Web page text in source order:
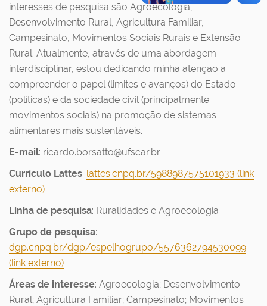
interesses de pesquisa são Agroecologia,
Desenvolvimento Rural, Agricultura Familiar,
Campesinato, Movimentos Sociais Rurais e Extensão
Rural. Atualmente, através de uma abordagem
interdisciplinar, estou dedicando minha atenção a
compreender o papel (limites e avanços) do Estado
(políticas) e da sociedade civil (principalmente
movimentos sociais) na promoção de sistemas
alimentares mais sustentáveis.
E-mail: ricardo.borsatto@ufscar.br
Currículo Lattes: lattes.cnpq.br/5988987575101933 (link
externo)
Linha de pesquisa: Ruralidades e Agroecologia
Grupo de pesquisa:
dgp.cnpq.br/dgp/espelhogrupo/5576362794530099
(link externo)
Áreas de interesse: Agroecologia; Desenvolvimento
Rural; Agricultura Familiar; Campesinato; Movimentos